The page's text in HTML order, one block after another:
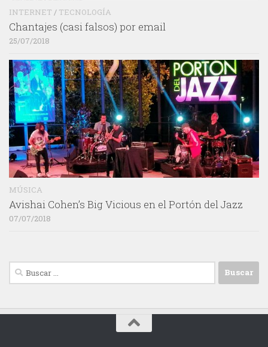
INTERNET / TECNOLOGÍA
Chantajes (casi falsos) por email
25/07/2018
MÚSICA
Avishai Cohen’s Big Vicious en el Portón del Jazz
07/07/2018
Buscar: